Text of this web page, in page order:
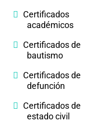
Certificados
académicos
Certificados de
bautismo
Certificados de
defunción
Certificados de
estado civil